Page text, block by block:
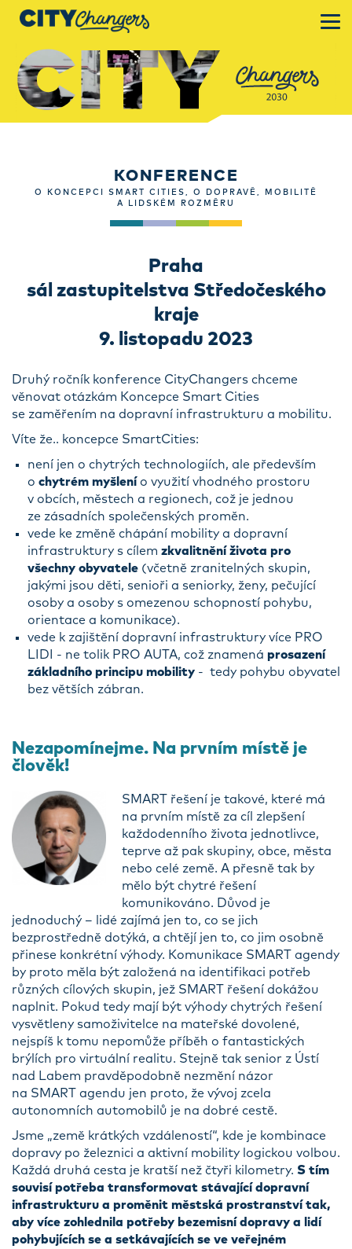
KONFERENCE
O KONCEPCI SMART CITIES, O DOPRAVĚ, MOBILITĚ
A LIDSKÉM ROZMĚRU
Praha
sál zastupitelstva Středočeského
kraje
9. listopadu 2023
Druhý ročník konference CityChangers chceme
věnovat otázkám Koncepce Smart Cities
se zaměřením na dopravní infrastrukturu a mobilitu.
Víte že.. koncepce SmartCities:
není jen o chytrých technologiích, ale především
o chytrém myšlení o využití vhodného prostoru
v obcích, městech a regionech, což je jednou
ze zásadních společenských proměn.
vede ke změně chápání mobility a dopravní
infrastruktury s cílem zkvalitnění života pro
všechny obyvatele (včetně zranitelných skupin,
jakými jsou děti, senioři a seniorky, ženy, pečující
osoby a osoby s omezenou schopností pohybu,
orientace a komunikace).
vede k zajištění dopravní infrastruktury více PRO
LIDI - ne tolik PRO AUTA, což znamená prosazení
základního principu mobility - tedy pohybu obyvatel
bez větších zábran.
Nezapomínejme. Na prvním místě je
člověk!
SMART řešení je takové, které má
na prvním místě za cíl zlepšení
každodenního života jednotlivce,
teprve až pak skupiny, obce, města
nebo celé země. A přesně tak by
mělo být chytré řešení
komunikováno. Důvod je
jednoduchý – lidé zajímá jen to, co se jich
bezprostředně dotýká, a chtějí jen to, co jim osobně
přinese konkrétní výhody. Komunikace SMART agendy
by proto měla být založená na identifikaci potřeb
různých cílových skupin, jež SMART řešení dokážou
naplnit. Pokud tedy mají být výhody chytrých řešení
vysvětleny samoživitelce na mateřské dovolené,
nejspíš k tomu nepomůže příběh o fantastických
brýlích pro virtuální realitu. Stejně tak senior z Ústí
nad Labem pravděpodobně nezmění názor
na SMART agendu jen proto, že vývoj zcela
autonomních automobilů je na dobré cestě.
Jsme „země krátkých vzdáleností“, kde je kombinace
dopravy po železnici a aktivní mobility logickou volbou.
Každá druhá cesta je kratší než čtyři kilometry. S tím
souvisí potřeba transformovat stávající dopravní
infrastrukturu a proměnit městská prostranství tak,
aby více zohlednila potřeby bezemisní dopravy a lidí
pohybujících se a setkávajících se ve veřejném